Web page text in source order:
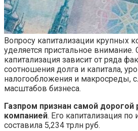
Вопросу капитализации крупных
уделяется пристальное внимание.
капитализация зависит от ряда
соотношения долга и капитала,
налогообложения и макросреды,
масштабов бизнеса.
Газпром признан самой дорогой
компанией. Его капитализация по
составила 5,234 трлн руб.